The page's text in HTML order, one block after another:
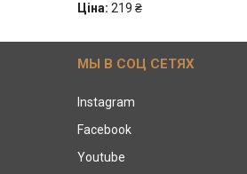
Ціна: 219 ₴
МЫ В СОЦ СЕТЯХ
Instagram
Facebook
Youtube